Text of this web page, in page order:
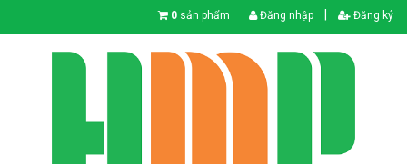
0 sản phẩm Đăng nhập Đăng ký